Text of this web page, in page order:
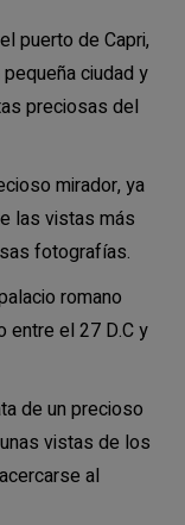
puerto de Capri,
ciudad y
preciosas del
mirador, ya
las vistas más
fotografías.
romano
entre el 27 D.C y
de un precioso
vistas de los
al